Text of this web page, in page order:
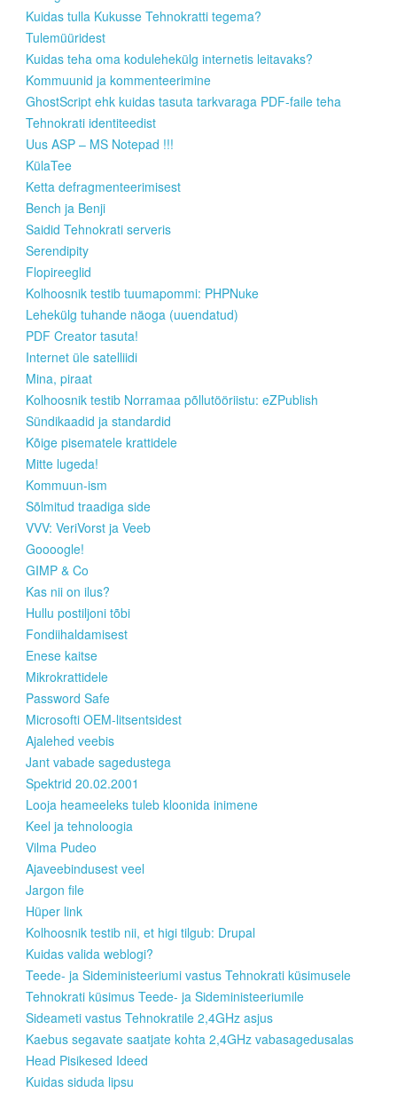
Kuidas tulla Kukusse Tehnokratti tegema?
Tulemüüridest
Kuidas teha oma kodulehekülg internetis leitavaks?
Kommuunid ja kommenteerimine
GhostScript ehk kuidas tasuta tarkvaraga PDF-faile teha
Tehnokrati identiteedist
Uus ASP – MS Notepad !!!
KülaTee
Ketta defragmenteerimisest
Bench ja Benji
Saidid Tehnokrati serveris
Serendipity
Flopireeglid
Kolhoosnik testib tuumapommi: PHPNuke
Lehekülg tuhande näoga (uuendatud)
PDF Creator tasuta!
Internet üle satelliidi
Mina, piraat
Kolhoosnik testib Norramaa põllutööriistu: eZPublish
Sündikaadid ja standardid
Kõige pisematele krattidele
Mitte lugeda!
Kommuun-ism
Sõlmitud traadiga side
VVV: VeriVorst ja Veeb
Goooogle!
GIMP & Co
Kas nii on ilus?
Hullu postiljoni tõbi
Fondiihaldamisest
Enese kaitse
Mikrokrattidele
Password Safe
Microsofti OEM-litsentsidest
Ajalehed veebis
Jant vabade sagedustega
Spektrid 20.02.2001
Looja heameeleks tuleb kloonida inimene
Keel ja tehnoloogia
Vilma Pudeo
Ajaveebindusest veel
Jargon file
Hüper link
Kolhoosnik testib nii, et higi tilgub: Drupal
Kuidas valida weblogi?
Teede- ja Sideministeeriumi vastus Tehnokrati küsimusele
Tehnokrati küsimus Teede- ja Sideministeeriumile
Sideameti vastus Tehnokratile 2,4GHz asjus
Kaebus segavate saatjate kohta 2,4GHz vabasagedusalas
Head Pisikesed Ideed
Kuidas siduda lipsu